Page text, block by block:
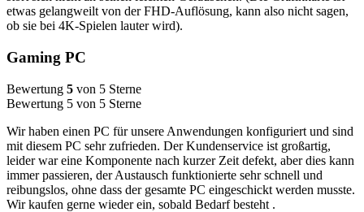
etwas gelangweilt von der FHD-Auflösung, kann also nicht sagen,
ob sie bei 4K-Spielen lauter wird).
Gaming PC
Bewertung 5 von 5 Sterne
Bewertung 5 von 5 Sterne
Wir haben einen PC für unsere Anwendungen konfiguriert und sind
mit diesem PC sehr zufrieden. Der Kundenservice ist großartig,
leider war eine Komponente nach kurzer Zeit defekt, aber dies kann
immer passieren, der Austausch funktionierte sehr schnell und
reibungslos, ohne dass der gesamte PC eingeschickt werden musste.
Wir kaufen gerne wieder ein, sobald Bedarf besteht .